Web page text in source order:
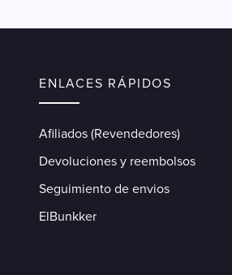
ENLACES RÁPIDOS
Afiliados (Revendedores)
Devoluciones y reembolsos
Seguimiento de envios
ElBunkker